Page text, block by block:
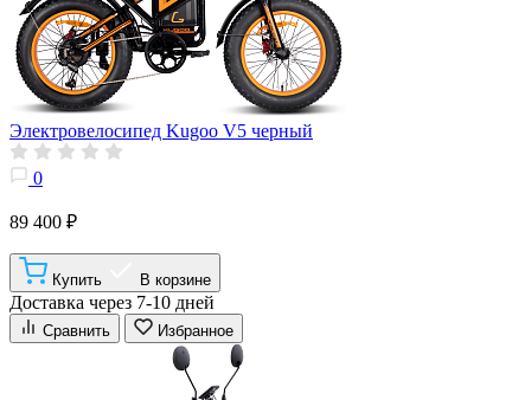
Электровелосипед Kugoo V5 черный
0
89 400 ₽
Купить В корзине
Доставка через 7-10 дней
Сравнить Избранное